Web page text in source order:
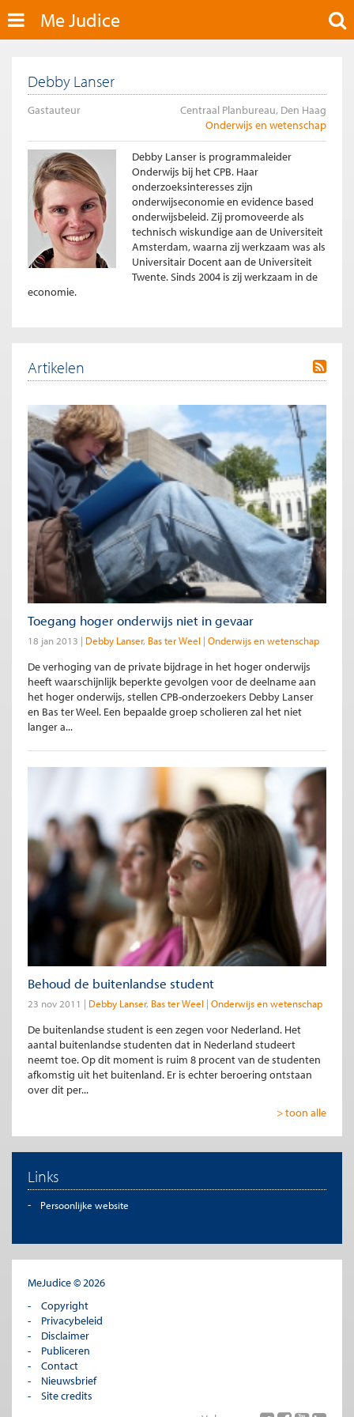
Me Judice
Debby Lanser
Gastauteur
Centraal Planbureau, Den Haag
Onderwijs en wetenschap
Debby Lanser is programmaleider
Onderwijs bij het CPB. Haar
onderzoeksinteresses zijn
onderwijseconomie en evidence based
onderwijsbeleid. Zij promoveerde als
technisch wiskundige aan de Universiteit
Amsterdam, waarna zij werkzaam was als
Universitair Docent aan de Universiteit
Twente. Sinds 2004 is zij werkzaam in de
economie.
Artikelen
Toegang hoger onderwijs niet in gevaar
18 jan 2013 Debby Lanser Bas ter Weel Onderwijs en wetenschap
De verhoging van de private bijdrage in het hoger onderwijs
heeft waarschijnlijk beperkte gevolgen voor de deelname aan
het hoger onderwijs, stellen CPB-onderzoekers Debby Lanser
en Bas ter Weel. Een bepaalde groep scholieren zal het niet
langer a...
Behoud de buitenlandse student
23 nov 2011 Debby Lanser Bas ter Weel Onderwijs en wetenschap
De buitenlandse student is een zegen voor Nederland. Het
aantal buitenlandse studenten dat in Nederland studeert
neemt toe. Op dit moment is ruim 8 procent van de studenten
afkomstig uit het buitenland. Er is echter beroering ontstaan
over dit per...
> toon alle
Links
Persoonlijke website
MeJudice © 2026
Copyright
Privacybeleid
Disclaimer
Publiceren
Contact
Nieuwsbrief
Site credits